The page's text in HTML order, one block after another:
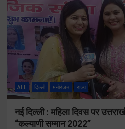
ALL दिल्ली मनोरंजन राज्य
नई दिल्ली : महिला दिवस पर
“कल्याणी सम्मान 2022”